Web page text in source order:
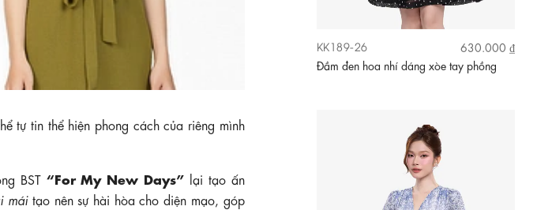
tự tin thể hiện phong cách của riêng mình
BST “For My New Days” lại tạo ấn
máitạo nên sự hài hòa cho diện mạo, góp
KK189-26
Đầm đen hoa nhí dáng xòe tay phồng